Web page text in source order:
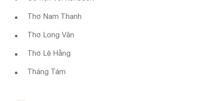
Thơ Nam Thanh
Thơ Long Vân
Thơ Lệ Hằng
Tháng Tám